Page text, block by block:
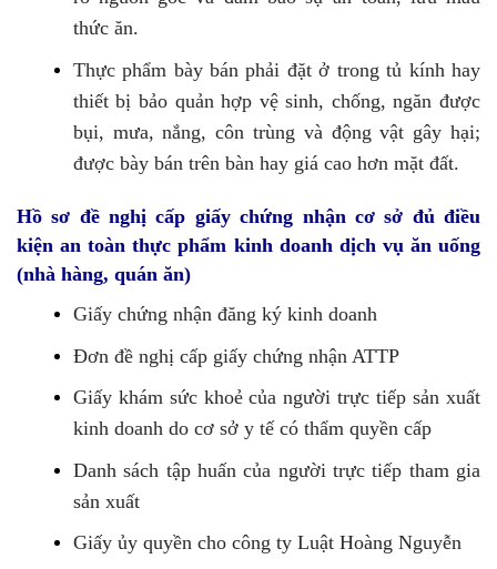
thức ăn.
Thực phẩm bày bán phải đặt ở trong tủ kính hay
thiết bị bảo quản hợp vệ sinh, chống, ngăn được
bụi, mưa, nắng, côn trùng và động vật gây hại;
được bày bán trên bàn hay giá cao hơn mặt đất.
Hồ sơ đề nghị cấp giấy chứng nhận cơ sở đủ điều
kiện an toàn thực phẩm kinh doanh dịch vụ ăn uống
(nhà hàng, quán ăn)
Giấy chứng nhận đăng ký kinh doanh
Đơn đề nghị cấp giấy chứng nhận ATTP
Giấy khám sức khoẻ của người trực tiếp sản xuất
kinh doanh do cơ sở y tế có thẩm quyền cấp
Danh sách tập huấn của người trực tiếp tham gia
sản xuất
Giấy ủy quyền cho công ty Luật Hoàng Nguyễn